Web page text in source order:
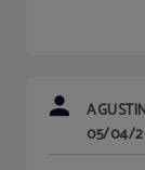
05/04/